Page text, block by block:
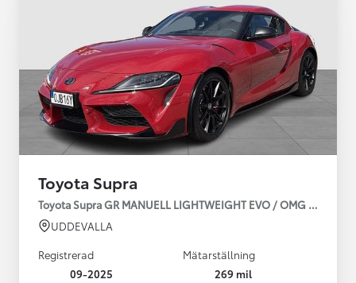
Toyota Supra
Toyota Supra GR MANUELL LIGHTWEIGHT EVO / OMG LEV!
UDDEVALLA
Registrerad
09-2025
Mätarställning
269 mil